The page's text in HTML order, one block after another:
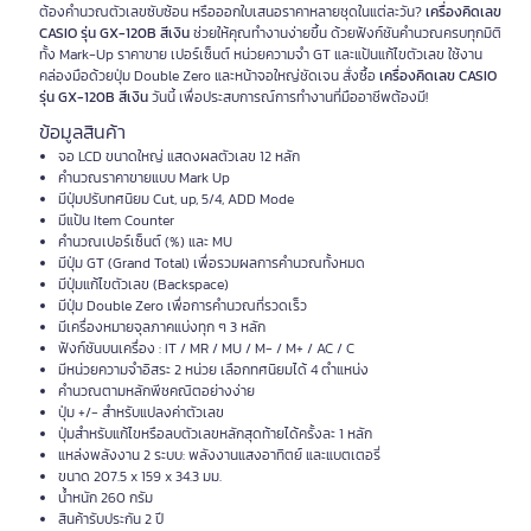
ต้องคำนวณตัวเลขซับซ้อน หรือออกใบเสนอราคาหลายชุดในแต่ละวัน?เครื่องคิดเลข
CASIO รุ่น GX-120B สีเงินช่วยให้คุณทำงานง่ายขึ้น ด้วยฟังก์ชันคำนวณครบทุกมิติ
ทั้ง Mark-Up ราคาขาย เปอร์เซ็นต์ หน่วยความจำ GT และแป้นแก้ไขตัวเลข ใช้งาน
คล่องมือด้วยปุ่ม Double Zero และหน้าจอใหญ่ชัดเจน สั่งซื้อเครื่องคิดเลข CASIO
รุ่น GX-120B สีเงินวันนี้ เพื่อประสบการณ์การทำงานที่มืออาชีพต้องมี!
ข้อมูลสินค้า
จอ LCD ขนาดใหญ่ แสดงผลตัวเลข 12 หลัก
คำนวณราคาขายแบบ Mark Up
มีปุ่มปรับทศนิยม Cut, up, 5/4, ADD Mode
มีแป้น Item Counter
คำนวณเปอร์เซ็นต์ (%) และ MU
มีปุ่ม GT (Grand Total) เพื่อรวมผลการคำนวณทั้งหมด
มีปุ่มแก้ไขตัวเลข (Backspace)
มีปุ่ม Double Zero เพื่อการคำนวณที่รวดเร็ว
มีเครื่องหมายจุลภาคแบ่งทุก ๆ 3 หลัก
ฟังก์ชันบนเครื่อง : IT / MR / MU / M- / M+ / AC / C
มีหน่วยความจำอิสระ 2 หน่วย เลือกทศนิยมได้ 4 ตำแหน่ง
คำนวณตามหลักพีชคณิตอย่างง่าย
ปุ่ม +/- สำหรับแปลงค่าตัวเลข
ปุ่มสำหรับแก้ไขหรือลบตัวเลขหลักสุดท้ายได้ครั้งละ 1 หลัก
แหล่งพลังงาน 2 ระบบ: พลังงานแสงอาทิตย์ และแบตเตอรี่
ขนาด 207.5 x 159 x 34.3 มม.
น้ำหนัก 260 กรัม
สินค้ารับประกัน 2 ปี